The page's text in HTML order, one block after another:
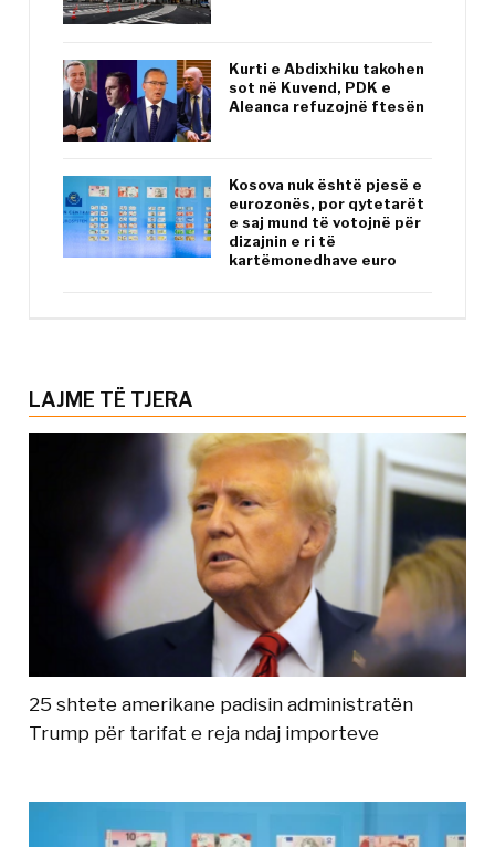
Kurti e Abdixhiku takohen
sot në Kuvend, PDK e
Aleanca refuzojnë ftesën
Kosova nuk është pjesë e
eurozonës, por qytetarët
e saj mund të votojnë për
dizajnin e ri të
kartëmonedhave euro
LAJME TË TJERA
25 shtete amerikane padisin administratën
Trump për tarifat e reja ndaj importeve